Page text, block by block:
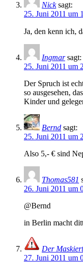
Nick sagt:
25. Juni 2011 um
Ja, den kenn ich,
Ingmar sagt:
25. Juni 2011 um
Der Spruch ist
so ausgesehen,
Kinder und
Bernd sagt:
25. Juni 2011 um
Also 5,- € sind
Thomas581
26. Juni 2011 um
@Bernd
in Berlin macht
Der
27. Juni 2011 um